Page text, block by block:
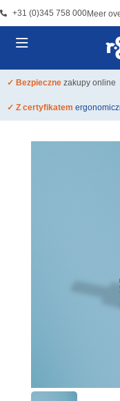
+31 (0)345 758 000Meer
✓ Bezpieczne zakupy online
✓ Z certyfikatem